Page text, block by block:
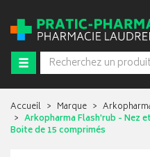
Accueil Marque
Arkopharma Flash'rub - Nez
Boite de 15 comprimés